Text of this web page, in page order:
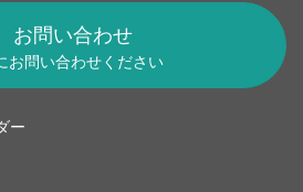
お問い合わせ
お問い合わせください
ー